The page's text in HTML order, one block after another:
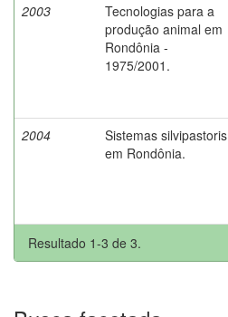
2003
Tecnologias para a
produção animal em
Rondônia -
1975/2001.
2004
Sistemas silvipastoris
em Rondônia.
Resultado 1-3 de 3.